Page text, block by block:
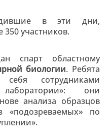
в эти дни,
350 участников.
спарт областному
биологии. Ребята
себя сотрудниками
лаборатории»: они
анализа образцов
«подозреваемых» по